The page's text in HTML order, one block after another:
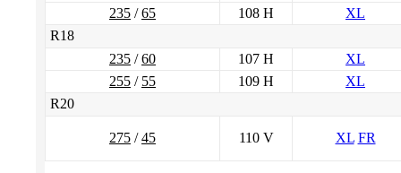
235 /65 108 H
XL
R18
235 /60 107 H
XL
255 / 55 109 H
XL
R20
275 /45 110 V XL FR